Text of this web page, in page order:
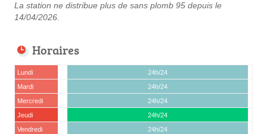
La station ne distribue plus de sans plomb 95 depuis le
14/04/2026.
Horaires
Lundi
24h/24
Mardi
24h/24
Mercredi
24h/24
Jeudi
24h/24
Vendredi
24h/24